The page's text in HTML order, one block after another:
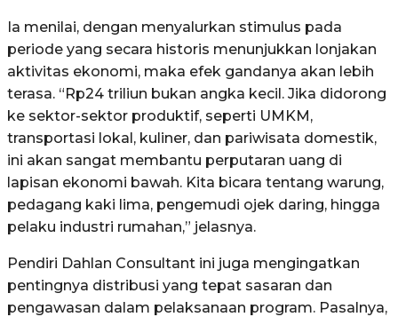
Ia menilai, dengan menyalurkan stimulus pada
periode yang secara historis menunjukkan lonjakan
aktivitas ekonomi, maka efek gandanya akan lebih
terasa. “Rp24 triliun bukan angka kecil. Jika didorong
ke sektor-sektor produktif, seperti UMKM,
transportasi lokal, kuliner, dan pariwisata domestik,
ini akan sangat membantu perputaran uang di
lapisan ekonomi bawah. Kita bicara tentang warung,
pedagang kaki lima, pengemudi ojek daring, hingga
pelaku industri rumahan,” jelasnya.
Pendiri Dahlan Consultant ini juga mengingatkan
pentingnya distribusi yang tepat sasaran dan
pengawasan dalam pelaksanaan program. Pasalnya,